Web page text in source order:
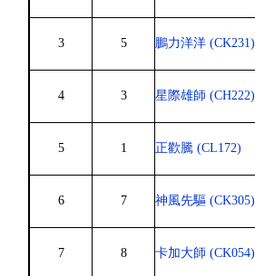
3 5 鵬力洋洋 (CK231)
4 3 星際雄師 (CH222)
5 1 正歡騰 (CL172)
6 7 神風先驅 (CK305)
7 8 卡加大師 (CK054)